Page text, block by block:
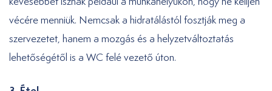
vécére menniük. Nemcsak a hidratálástól fosztják meg a
szervezetet, hanem a mozgás és a helyzetváltoztatás
lehetőségétől is a WC felé vezető úton.